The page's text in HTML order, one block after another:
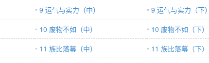
9 运气与实力（中）
9 运气与实力（下）
10 废物不如（中）
10 废物不如（下）
11 族比落幕（中）
11 族比落幕（下）